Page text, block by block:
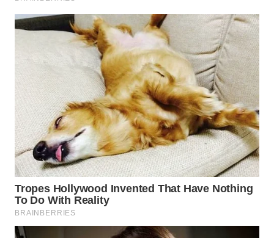
WN
SULSEL
WN
GORONTALO
WN
SULUT
WN
MALUKU
WN
MALUT